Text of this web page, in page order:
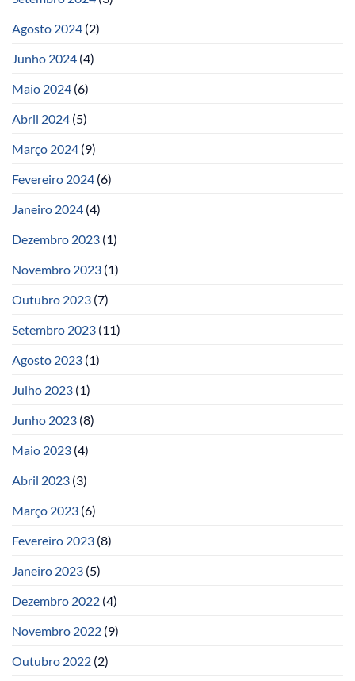
Agosto 2024 (2)
Junho 2024 (4)
Maio 2024 (6)
Abril 2024 (5)
Março 2024 (9)
Fevereiro 2024 (6)
Janeiro 2024 (4)
Dezembro 2023 (1)
Novembro 2023 (1)
Outubro 2023 (7)
Setembro 2023 (11)
Agosto 2023 (1)
Julho 2023 (1)
Junho 2023 (8)
Maio 2023 (4)
Abril 2023 (3)
Março 2023 (6)
Fevereiro 2023 (8)
Janeiro 2023 (5)
Dezembro 2022 (4)
Novembro 2022 (9)
Outubro 2022 (2)